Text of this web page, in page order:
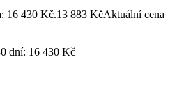
16 430 Kč.13 883 KčAktuální cena
dní: 16 430 Kč